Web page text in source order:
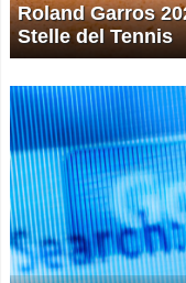
Roland Garros
Stelle del Tennis